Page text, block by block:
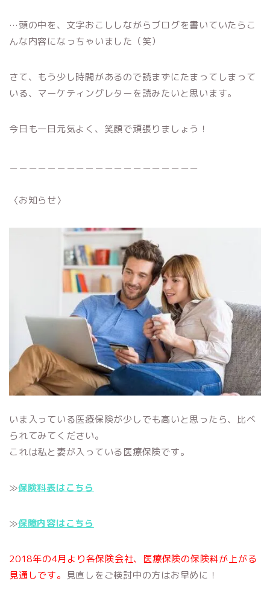
…頭の中を、文字おこししながらブログを書いていたらこ
んな内容になっちゃいました（笑）
さて、もう少し時間があるので読まずにたまってしまって
いる、マーケティングレターを読みたいと思います。
今日も一日元気よく、笑顔で頑張りましょう！
〈お知らせ〉
いま入っている医療保険が少しでも高いと思ったら、比べ
られてみてください。
これは私と妻が入っている医療保険です。
≫保険料表はこちら
≫保障内容はこちら
2018年の4月より各保険会社、医療保険の保険料が上がる
見通しです。 見直しをご検討中の方はお早めに！